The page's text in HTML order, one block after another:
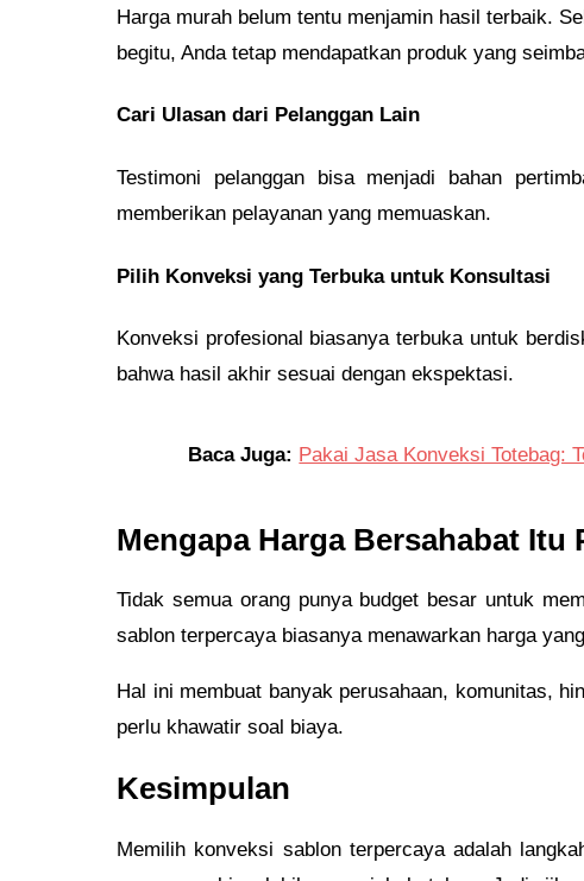
Harga murah belum tentu menjamin hasil terbaik.
begitu, Anda tetap mendapatkan produk yang
Cari Ulasan dari Pelanggan Lain
Testimoni pelanggan bisa menjadi bahan
memberikan pelayanan yang memuaskan.
Pilih Konveksi yang Terbuka untuk Konsultasi
Konveksi profesional biasanya terbuka untuk
bahwa hasil akhir sesuai dengan ekspektasi.
Baca Juga: Pakai Jasa Konveksi Totebag:
Mengapa Harga Bersahabat Itu
Tidak semua orang punya budget besar untuk
sablon terpercaya biasanya menawarkan harga
Hal ini membuat banyak perusahaan, komunitas,
perlu khawatir soal biaya.
Kesimpulan
Memilih konveksi sablon terpercaya adalah